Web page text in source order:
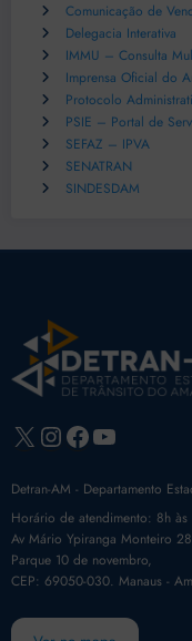
Comunicação de
Delegacia Interativa
IMMU – Consulta
Imprensa Oficial do
Protocolo
PSIE – Portal de
SEFAZ – IPVA
SENATRAN
SINDESDAM
X Instagram
Facebook
Youtube
Detran-AM - Departamento
Horário de atendimento: 8h às
Av Mário Ypiranga Monteiro
Parque 10 de novembro,
CEP: 69050-030. Manaus -